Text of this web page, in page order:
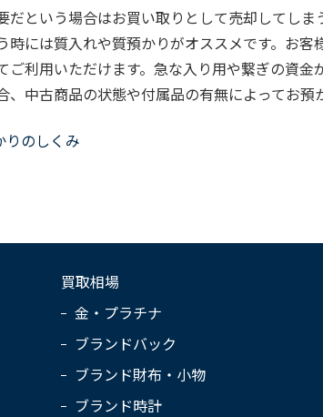
だという場合はお買い取りとして売却してし
時には質入れや質預かりがオススメです。お
ご利用いただけます。急な入り用や繋ぎの資
、中古商品の状態や付属品の有無によってお預
りのしくみ
買取相場
金・プラチナ
ブランドバック
ブランド財布・小物
ブランド時計